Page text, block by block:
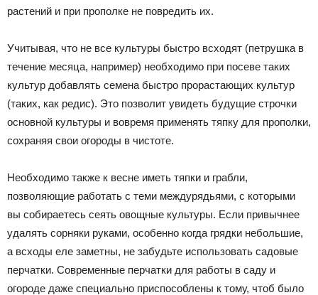
растений и при прополке не повредить их.
Учитывая, что не все культуры быстро всходят (петрушка в
течение месяца, например) необходимо при посеве таких
культур добавлять семена быстро прорастающих культур
(таких, как редис). Это позволит увидеть будущие строчки
основной культуры и вовремя применять тяпку для прополки,
сохраняя свои огороды в чистоте.
Необходимо также к весне иметь тяпки и грабли,
позволяющие работать с теми междурядьями, с которыми
вы собираетесь сеять овощные культуры. Если привычнее
удалять сорняки руками, особенно когда грядки небольшие,
а всходы еле заметны, не забудьте использовать садовые
перчатки. Современные перчатки для работы в саду и
огороде даже специально приспособлены к тому, чтоб было